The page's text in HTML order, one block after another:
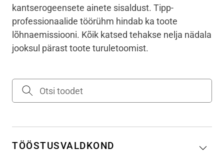
kantserogeensete ainete sisaldust. Tipp-
professionaalide töörühm hindab ka toote
lõhnaemissiooni. Kõik katsed tehakse nelja nädala
jooksul pärast toote turuletoomist.
TÖÖSTUSVALDKOND